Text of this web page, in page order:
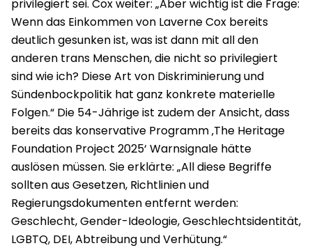
privilegiert sei. Cox weiter: „Aber wichtig ist die Frage:
Wenn das Einkommen von Laverne Cox bereits
deutlich gesunken ist, was ist dann mit all den
anderen trans Menschen, die nicht so privilegiert
sind wie ich? Diese Art von Diskriminierung und
Sündenbockpolitik hat ganz konkrete materielle
Folgen.“ Die 54-Jährige ist zudem der Ansicht, dass
bereits das konservative Programm ‚The Heritage
Foundation Project 2025‘ Warnsignale hätte
auslösen müssen. Sie erklärte: „All diese Begriffe
sollten aus Gesetzen, Richtlinien und
Regierungsdokumenten entfernt werden:
Geschlecht, Gender-Ideologie, Geschlechtsidentität,
LGBTQ, DEI, Abtreibung und Verhütung.“